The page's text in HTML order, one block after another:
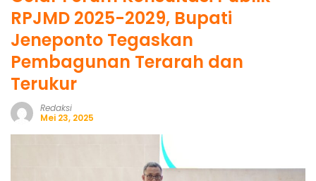
RPJMD 2025-2029, Bupati
Jeneponto Tegaskan
Pembagunan Terarah dan
Terukur
Redaksi
Mei 23, 2025